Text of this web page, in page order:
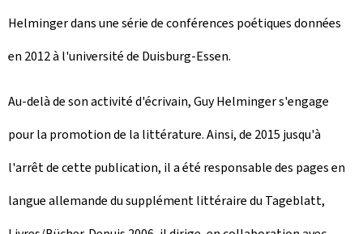
Helminger dans une série de conférences poétiques données
en 2012 à l'université de Duisburg-Essen.
Au-delà de son activité d'écrivain, Guy Helminger s'engage
pour la promotion de la littérature. Ainsi, de 2015 jusqu'à
l'arrêt de cette publication, il a été responsable des pages en
langue allemande du supplément littéraire du Tageblatt,